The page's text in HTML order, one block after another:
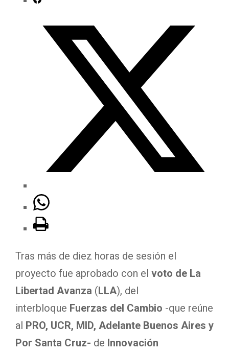
Tras más de diez horas de sesión el
proyecto fue aprobado con el voto de La
Libertad Avanza (LLA), del
interbloque Fuerzas del Cambio -que reúne
al PRO, UCR, MID, Adelante Buenos Aires y
Por Santa Cruz- de Innovación